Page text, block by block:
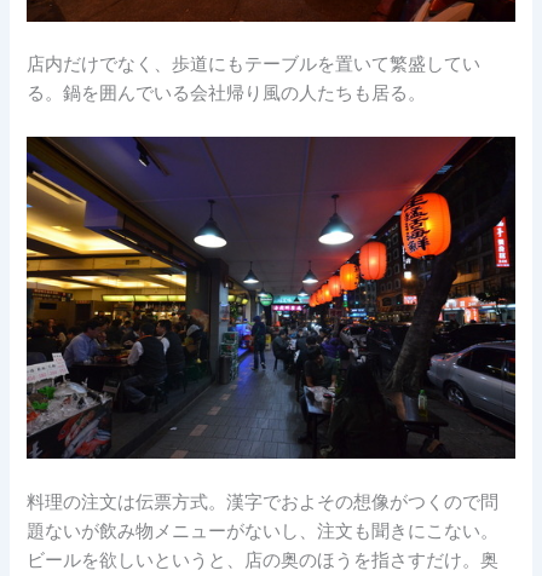
店内だけでなく、歩道にもテーブルを置いて繁盛してい
る。鍋を囲んでいる会社帰り風の人たちも居る。
料理の注文は伝票方式。漢字でおよその想像がつくので問
題ないが飲み物メニューがないし、注文も聞きにこない。
ビールを欲しいというと、店の奥のほうを指さすだけ。奥